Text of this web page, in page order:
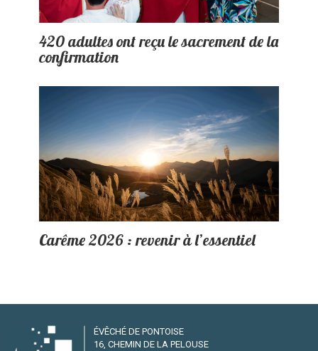
420 adultes ont reçu le sacrement de la
confirmation
Carême 2026 : revenir à l’essentiel
ÉVÊCHÉ DE PONTOISE
16, CHEMIN DE LA PELOUSE